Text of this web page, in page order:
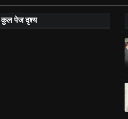
कुल पेज दृश्य